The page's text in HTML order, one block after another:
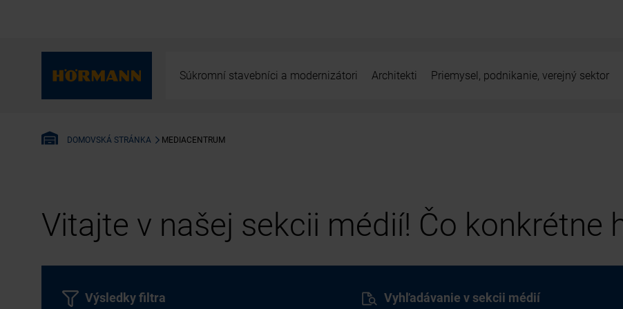
Súkromní stavebníci a modernizátori Architekti Priemysel, podnikanie, verejný sektor
DOMOVSKÁ STRÁNKA MEDIACENTRUM
Vitajte v našej sekcii médií! Čo konkrétne
Vyhľadávanie v sekcii médií
Výsledky filtra